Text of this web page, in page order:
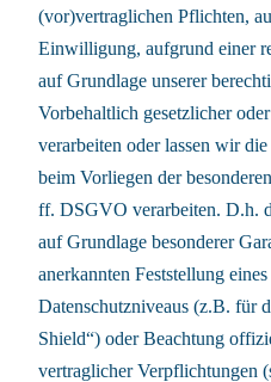
(vor)vertraglichen Pflichten,
Einwilligung, aufgrund einer
auf Grundlage unserer
Vorbehaltlich gesetzlicher
verarbeiten oder lassen wir
beim Vorliegen der
ff. DSGVO verarbeiten. D.h.
auf Grundlage besonderer
anerkannten Feststellung
Datenschutzniveaus (z.B. für
Shield“) oder Beachtung
vertraglicher Verpflichtungen